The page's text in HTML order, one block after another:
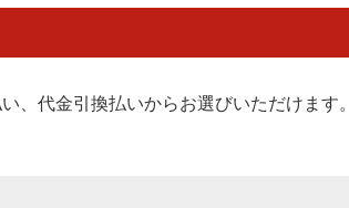
、代金引換払いからお選びいただけます。